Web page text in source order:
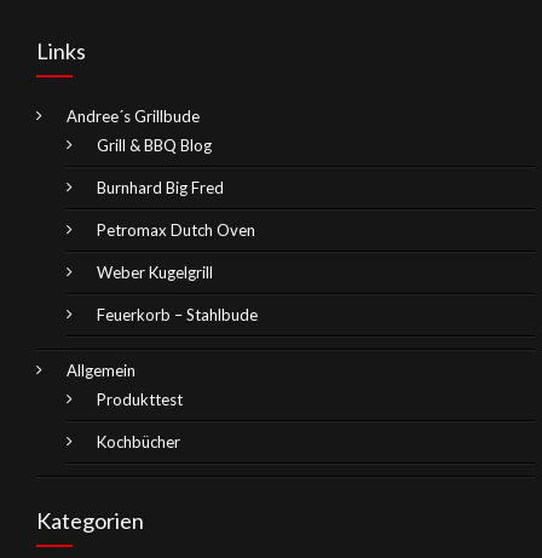
Links
Andree´s Grillbude
Grill & BBQ Blog
Burnhard Big Fred
Petromax Dutch Oven
Weber Kugelgrill
Feuerkorb – Stahlbude
Allgemein
Produkttest
Kochbücher
Kategorien